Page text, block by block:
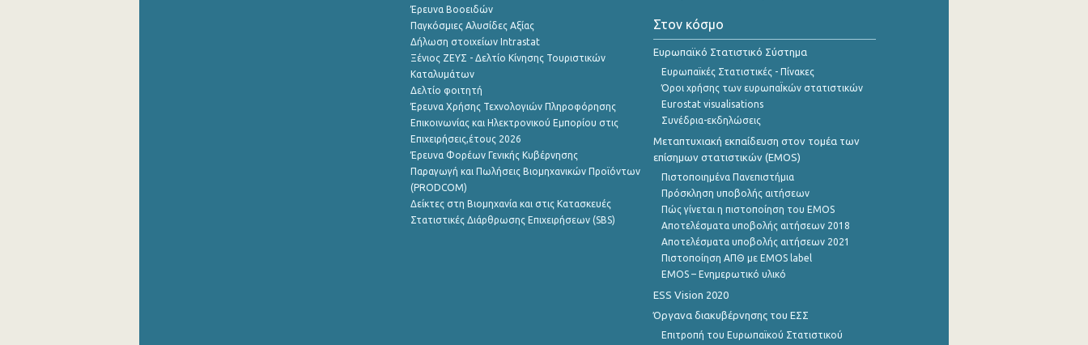
Έρευνα Βοοειδών
Παγκόσμιες Αλυσίδες Αξίας
Δήλωση στοιχείων Intrastat
Ξένιος ΖΕΥΣ - Δελτίο Κίνησης Τουριστικών
Καταλυμάτων
Δελτίο φοιτητή
Έρευνα Χρήσης Τεχνολογιών Πληροφόρησης
Επικοινωνίας και Ηλεκτρονικού Εμπορίου στις
Επιχειρήσεις,έτους 2026
Έρευνα Φορέων Γενικής Κυβέρνησης
Παραγωγή και Πωλήσεις Βιομηχανικών Προϊόντων
(PRODCOM)
Δείκτες στη Βιομηχανία και στις Κατασκευές
Στατιστικές Διάρθρωσης Επιχειρήσεων (SBS)
Στον κόσμο
Ευρωπαϊκό Στατιστικό Σύστημα
Ευρωπαϊκές Στατιστικές - Πίνακες
Όροι χρήσης των ευρωπαΪκών στατιστικών
Eurostat visualisations
Συνέδρια-εκδηλώσεις
Μεταπτυχιακή εκπαίδευση στον τομέα των
επίσημων στατιστικών (EMOS)
Πιστοποιημένα Πανεπιστήμια
Πρόσκληση υποβολής αιτήσεων
Πώς γίνεται η πιστοποίηση του EMOS
Αποτελέσματα υποβολής αιτήσεων 2018
Αποτελέσματα υποβολής αιτήσεων 2021
Πιστοποίηση ΑΠΘ με EMOS label
EMOS – Ενημερωτικό υλικό
ESS Vision 2020
Όργανα διακυβέρνησης του ΕΣΣ
Επιτροπή του Ευρωπαϊκού Στατιστικού